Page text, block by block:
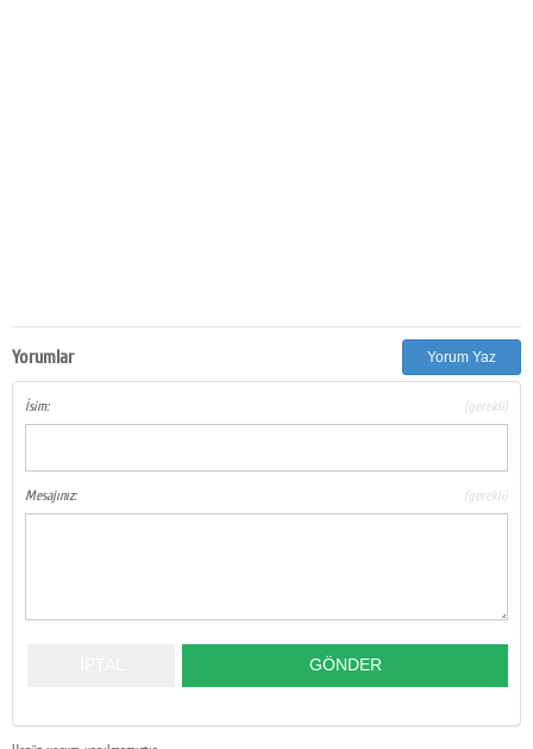
Yorumlar Yorum Yaz
İsim: (gerekli)
Mesajınız: (gerekli)